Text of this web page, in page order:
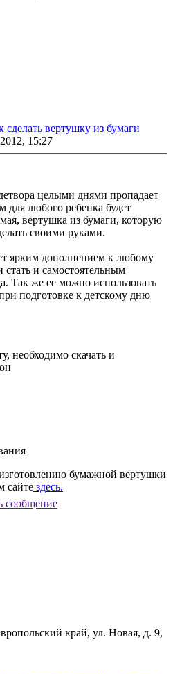
сделать вертушку из бумаги
15:27
целыми днями пропадает
для любого ребенка будет
вертушка из бумаги, которую
своими руками.
ярким дополнением к любому
стать и самостоятельным
Так же ее можно использовать
подготовке к детскому дню
необходимо скачать и
бумажной вертушки
сайте здесь.
край, ул. Новая, д. 9,